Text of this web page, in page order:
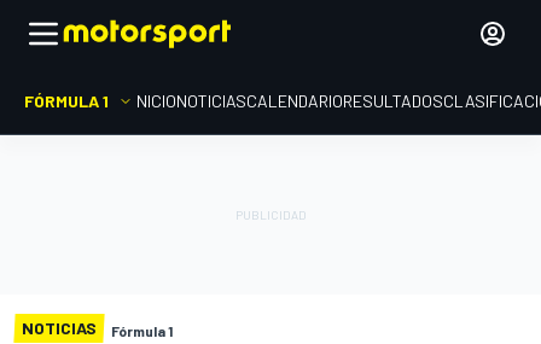
FÓRMULA 1 INICIONOTICIASCALENDARIORESULTADOS
NOTICIAS Fórmula 1